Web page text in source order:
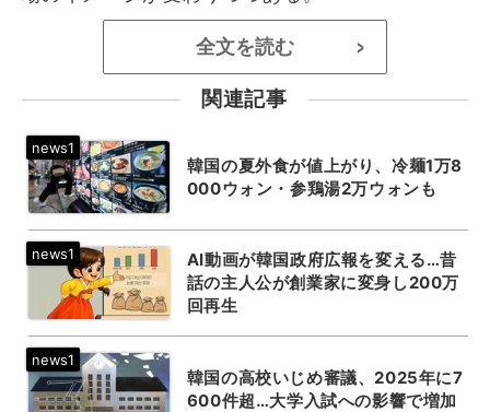
全文を読む >
関連記事
韓国の夏外食が値上がり、冷麺1万8
000ウォン・参鶏湯2万ウォンも
AI動画が韓国政府広報を変える…昔
話の主人公が創業家に変身し200万
回再生
韓国の高校いじめ審議、2025年に7
600件超…大学入試への影響で増加